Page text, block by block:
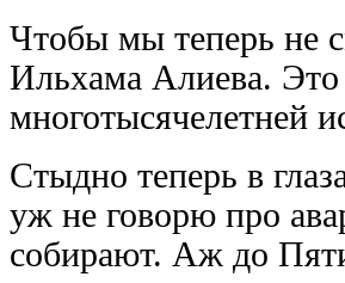
Чтобы мы теперь не
Ильхама Алиева. Это
многотысячелетней
Стыдно теперь в
уж не говорю про
собирают. Аж до